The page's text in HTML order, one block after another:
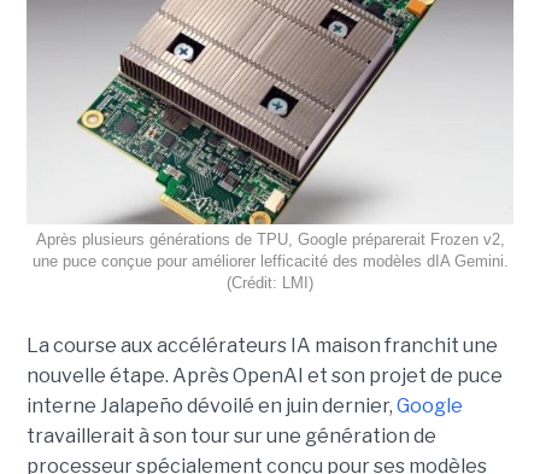
Après plusieurs générations de TPU, Google préparerait Frozen v2,
une puce conçue pour améliorer lefficacité des modèles dIA Gemini.
(Crédit: LMI)
La course aux accélérateurs IA maison franchit une
nouvelle étape. Après OpenAI et son projet de puce
interne Jalapeño dévoilé en juin dernier, Google
travaillerait à son tour sur une génération de
processeur spécialement conçu pour ses modèles